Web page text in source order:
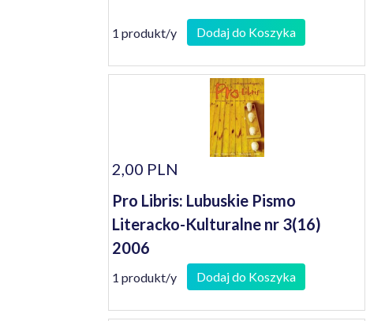
1 produkt/y Dodaj do Koszyka
2,00 PLN
Pro Libris: Lubuskie Pismo
Literacko-Kulturalne nr 3(16)
2006
1 produkt/y Dodaj do Koszyka